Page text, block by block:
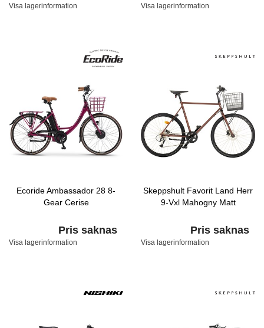
Visa lagerinformation Visa lagerinformation
Ecoride Ambassador 28 8-
Gear Cerise
Pris saknas
Visa lagerinformation
Skeppshult Favorit Land Herr
9-Vxl Mahogny Matt
Pris saknas
Visa lagerinformation